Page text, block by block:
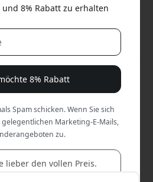
8% Rabatt zu erhalten
8% Rabatt
Spam schicken. Wenn Sie sich
Marketing-E-Mails,
zu.
lieber den vollen Preis.